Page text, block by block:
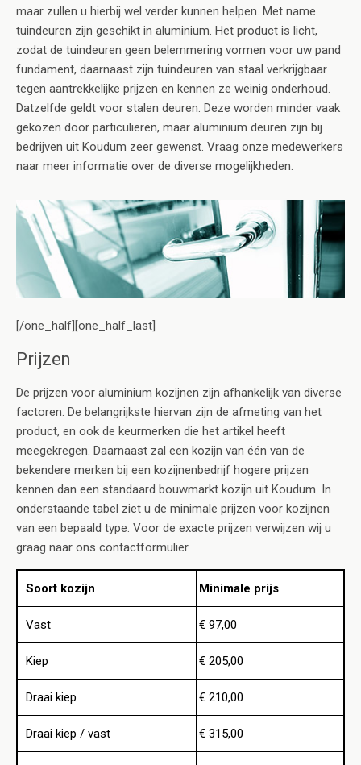
maar zullen u hierbij wel verder kunnen helpen. Met name
tuindeuren zijn geschikt in aluminium. Het product is licht,
zodat de tuindeuren geen belemmering vormen voor uw pand
fundament, daarnaast zijn tuindeuren van staal verkrijgbaar
tegen aantrekkelijke prijzen en kennen ze weinig onderhoud.
Datzelfde geldt voor stalen deuren. Deze worden minder vaak
gekozen door particulieren, maar aluminium deuren zijn bij
bedrijven uit Koudum zeer gewenst. Vraag onze medewerkers
naar meer informatie over de diverse mogelijkheden.
[/one_half][one_half_last]
Prijzen
De prijzen voor aluminium kozijnen zijn afhankelijk van diverse
factoren. De belangrijkste hiervan zijn de afmeting van het
product, en ook de keurmerken die het artikel heeft
meegekregen. Daarnaast zal een kozijn van één van de
bekendere merken bij een kozijnenbedrijf hogere prijzen
kennen dan een standaard bouwmarkt kozijn uit Koudum. In
onderstaande tabel ziet u de minimale prijzen voor kozijnen
van een bepaald type. Voor de exacte prijzen verwijzen wij u
graag naar ons contactformulier.
Soort kozijn Minimale prijs
Vast € 97,00
Kiep € 205,00
Draai kiep € 210,00
Draai kiep / vast € 315,00